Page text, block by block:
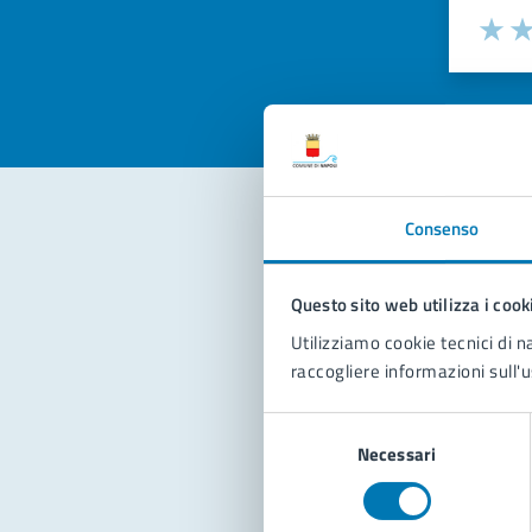
Consenso
Questo sito web utilizza i
Utilizziamo cookie tecnici di
raccogliere informazioni
Necessari
Valuta